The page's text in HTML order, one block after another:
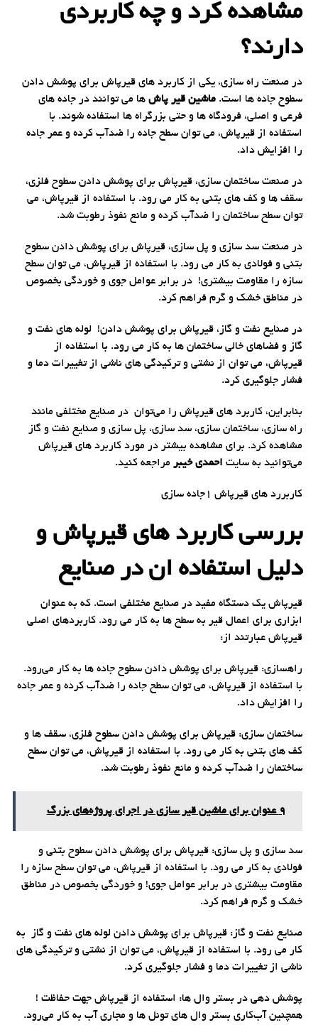
مشاهده کرد و چه کاربردی
دارند؟
در صنعت راه سازی، یکی از کاربرد های قیرپاش برای پوشش دادن
سطوح جاده ها است.ماشین قیر پاش ها می توانند در جاده های
فرعی و اصلی، فرودگاه ها و حتی بزرگراه ها استفاده شوند. با
استفاده از قیرپاش، می توان سطح جاده را ضدآب کرده و عمر جاده
را افزایش داد.
در صنعت ساختمان سازی، قیرپاش برای پوشش دادن سطوح فلزی،
سقف ها و کف های بتنی به کار می رود. با استفاده از قیرپاش، می
توان سطح ساختمان را ضدآب کرده و مانع نفوذ رطوبت شد.
در صنعت سد سازی و پل سازی، قیرپاش برای پوشش دادن سطوح
بتنی و فولادی به کار می رود. با استفاده از قیرپاش، می توان سطح
سازه را مقاومت بیشتری! در برابر عوامل جوی و خوردگی بخصوص
در مناطق خشک و گرم فراهم کرد.
در صنایع نفت و گاز، قیرپاش برای پوشش دادن! لوله های نفت و
گاز و فضاهای خالی ساختمان ها به کار می رود. با استفاده از
قیرپاش، می توان از نشتی و ترکیدگی های ناشی از تغییرات دما و
فشار جلوگیری کرد.
بنابراین، کاربرد های قیرپاش را می‌توان در صنایع مختلفی مانند
راه سازی، ساختمان سازی، سد سازی، پل سازی و صنایع نفت و گاز
مشاهده کرد. برای مشاهده بیشتر در مورد کاربرد های قیرپاش
می‌توانید به سایت احمدی خیبر مراجعه کنید.
کاربررد های قیرپاش 1جاده سازی
بررسی کاربرد های قیرپاش و
دلیل استفاده ان در صنایع
قیرپاش یک دستگاه مفید در صنایع مختلفی است. که به عنوان
ابزاری برای اعمال قیر به سطح ها به کار می رود. کاربردهای اصلی
قیرپاش عبارتند از:
راهسازی: قیرپاش برای پوشش دادن سطوح جاده ها به کار می‌رود.
با استفاده از قیرپاش، می توان سطح جاده را ضدآب کرده و عمر جاده
را افزایش داد.
ساختمان سازی: قیرپاش برای پوشش دادن سطوح فلزی، سقف ها و
کف های بتنی به کار می رود. با استفاده از قیرپاش، می توان سطح
ساختمان را ضدآب کرده و مانع نفوذ رطوبت شد.
9 عنوان برای ماشین قیر سازی در اجرای پروژه‌های بزرگ
سد سازی و پل سازی: قیرپاش برای پوشش دادن سطوح بتنی و
فولادی به کار می رود. با استفاده از قیرپاش، می توان سطح سازه را
مقاومت بیشتری در برابر عوامل جوی! و خوردگی بخصوص در مناطق
خشک و گرم فراهم کرد.
صنایع نفت و گاز: قیرپاش برای پوشش دادن لوله های نفت و گاز به
کار می رود. با استفاده از قیرپاش، می توان از نشتی و ترکیدگی های
ناشی از تغییرات دما و فشار جلوگیری کرد.
پوشش دهی در بستر وال ها: استفاده از قیرپاش جهت حفاظت !
همچنین آب‌کاری بستر وال های تونل ها و مجاری آب به کار می‌رود.